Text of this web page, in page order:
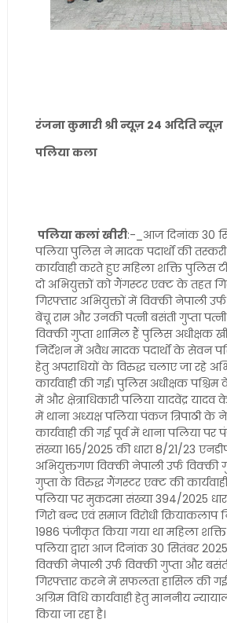
रंजना कुमारी श्री न्यूज़ 24 अदिति न्यूज़
पलिया कला
पलिया कलां खीरी:-_आज दिनांक 30
पलिया पुलिस ने मादक पदार्थों की
कार्यवाही करते हुए महिला शक्ति पुलिस
दो अभियुक्तों को गैंगस्टर एक्ट के तहत
गिरफ्तार अभियुक्तों में विक्की नेपाली उर्फ
बेंचू राम और उनकी पत्नी बसंती गुप्ता
विक्की गुप्ता शामिल हैं पुलिस अधीक्षक
निर्देशन में अवैध मादक पदार्थों के सेवन
हेतु अपराधियों के विरुद्ध चलाए जा रहे
कार्यवाही की गई। पुलिस अधीक्षक
में और क्षेत्राधिकारी पलिया यादवेंद्र
में थाना अध्यक्ष पलिया पंकज त्रिपाठी के
कार्यवाही की गई पूर्व में थाना पलिया
संख्या 165/2025 की धारा 8/21/23
अभियुक्तगण विक्की नेपाली उर्फ विक्की
गुप्ता के विरुद्ध गैंगस्टर एक्ट की
पलिया पर मुकदमा संख्या 394/2025
गिरो बन्द एवं समाज विरोधी
1986 पंजीकृत किया गया था महिला
पलिया द्वारा आज दिनांक 30 सितंबर
विक्की नेपाली उर्फ विक्की गुप्ता और
गिरफ्तार करने में सफलता हासिल की
अग्रिम विधि कार्यवाही हेतु माननीय
किया जा रहा है।